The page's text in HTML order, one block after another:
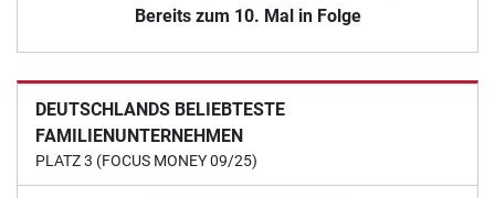
Bereits zum 10. Mal in Folge
DEUTSCHLANDS BELIEBTESTE
FAMILIENUNTERNEHMEN
PLATZ 3 (FOCUS MONEY 09/25)